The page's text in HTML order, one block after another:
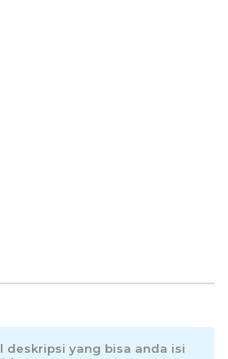
deskripsi yang bisa anda isi